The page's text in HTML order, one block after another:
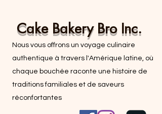
Cake Bakery Bro Inc.
Nous vous offrons un voyage culinaire
authentique à travers l'Amérique latine, où
chaque bouchée raconte une histoire de
traditions familiales et de saveurs
réconfortantes